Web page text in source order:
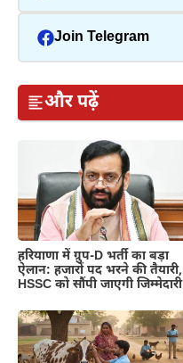
Join Telegram
और पढ़ें
हरियाणा में ग्रुप-D भर्ती का बड़ा
ऐलान: हजारों पद भरने की तैयारी,
HSSC को सौंपी जाएगी जिम्मेदारी